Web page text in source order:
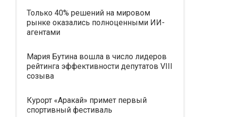
Только 40% решений на мировом
рынке оказались полноценными ИИ-
агентами
Мария Бутина вошла в число лидеров
рейтинга эффективности депутатов VIII
созыва
Курорт «Аракай» примет первый
спортивный фестиваль